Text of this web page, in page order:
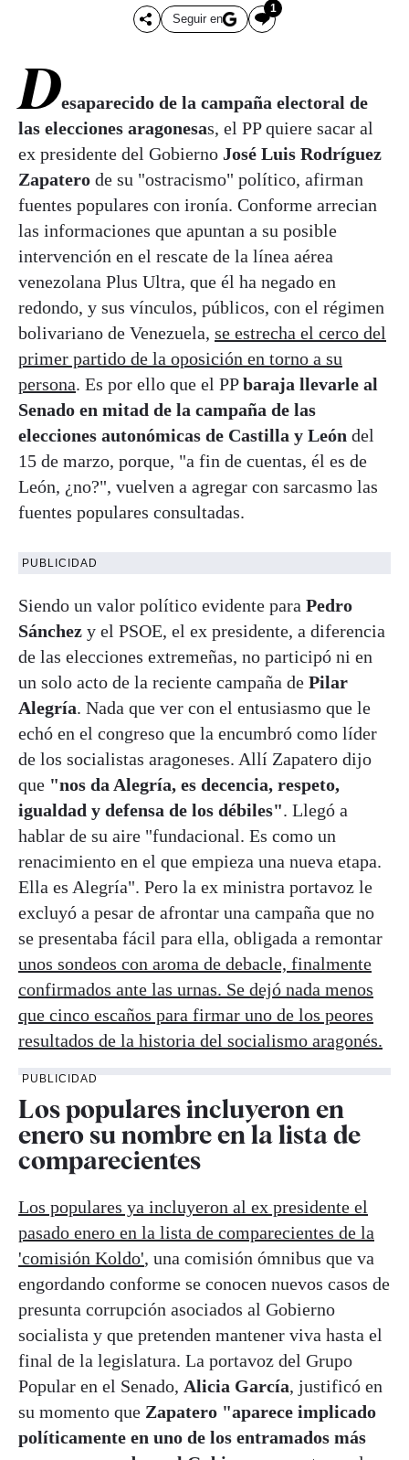
Seguir en
1
Desaparecido de la campaña electoral de
las elecciones aragonesas, el PP quiere sacar al
ex presidente del Gobierno José Luis Rodríguez
Zapatero de su "ostracismo" político, afirman
fuentes populares con ironía. Conforme arrecian
las informaciones que apuntan a su posible
intervención en el rescate de la línea aérea
venezolana Plus Ultra, que él ha negado en
redondo, y sus vínculos, públicos, con el régimen
bolivariano de Venezuela, se estrecha el cerco del
primer partido de la oposición en torno a su
persona. Es por ello que el PPbaraja llevarle al
Senado en mitad de la campaña de las
elecciones autonómicas de Castilla y León del
15 de marzo, porque, "a fin de cuentas, él es de
León, ¿no?", vuelven a agregar con sarcasmo las
fuentes populares consultadas.
PUBLICIDAD
Siendo un valor político evidente para Pedro
Sánchez y el PSOE, el ex presidente, a diferencia
de las elecciones extremeñas, no participó ni en
un solo acto de la reciente campaña de Pilar
Alegría. Nada que ver con el entusiasmo que le
echó en el congreso que la encumbró como líder
de los socialistas aragoneses. Allí Zapatero dijo
que "nos da Alegría, es decencia, respeto,
igualdad y defensa de los débiles". Llegó a
hablar de su aire "fundacional. Es como un
renacimiento en el que empieza una nueva etapa.
Ella es Alegría". Pero la ex ministra portavoz le
excluyó a pesar de afrontar una campaña que no
se presentaba fácil para ella, obligada a remontar
unos sondeos con aroma de debacle, finalmente
confirmados ante las urnas. Se dejó nada menos
que cinco escaños para firmar uno de los peores
resultados de la historia del socialismo aragonés.
PUBLICIDAD
Los populares incluyeron en
enero su nombre en la lista de
comparecientes
Los populares ya incluyeron al ex presidente el
pasado enero en la lista de comparecientes de la
'comisión Koldo', una comisión ómnibus que va
engordando conforme se conocen nuevos casos de
presunta corrupción asociados al Gobierno
socialista y que pretenden mantener viva hasta el
final de la legislatura. La portavoz del Grupo
Popular en el Senado, Alicia García, justificó en
su momento que Zapatero "aparece implicado
políticamente en uno de los entramados más